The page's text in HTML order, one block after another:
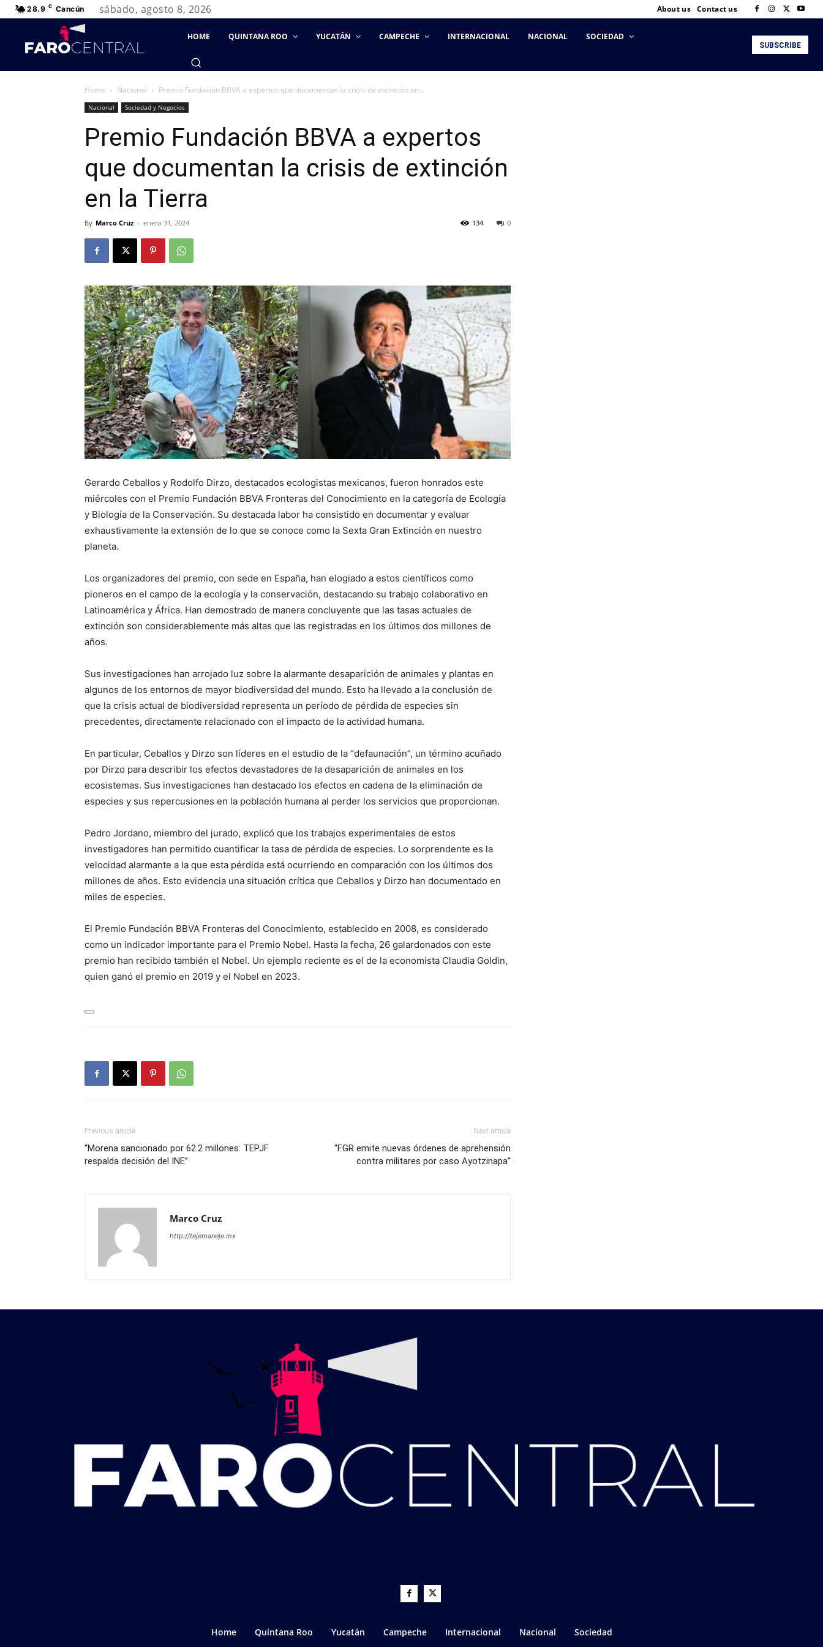
28.9 C Cancún sábado, agosto 8, 2026 About us Contact us
HOME QUINTANA ROO YUCATÁN CAMPECHE INTERNACIONAL NACIONAL SOCIEDAD
SUBSCRIBE
Home Nacional Premio Fundación BBVA a expertos que documentan la crisis de extinción en...
Nacional Sociedad y Negocios
Premio Fundación BBVA a expertos
que documentan la crisis de extinción
en la Tierra
By Marco Cruz - enero 31, 2024 0
134
Gerardo Ceballos y Rodolfo Dirzo, destacados ecologistas mexicanos, fueron honrados este
miércoles con el Premio Fundación BBVA Fronteras del Conocimiento en la categoría de Ecología
y Biología de la Conservación. Su destacada labor ha consistido en documentar y evaluar
exhaustivamente la extensión de lo que se conoce como la Sexta Gran Extinción en nuestro
planeta.
Los organizadores del premio, con sede en España, han elogiado a estos científicos como
pioneros en el campo de la ecología y la conservación, destacando su trabajo colaborativo en
Latinoamérica y África. Han demostrado de manera concluyente que las tasas actuales de
extinción son considerablemente más altas que las registradas en los últimos dos millones de
años.
Sus investigaciones han arrojado luz sobre la alarmante desaparición de animales y plantas en
algunos de los entornos de mayor biodiversidad del mundo. Esto ha llevado a la conclusión de
que la crisis actual de biodiversidad representa un período de pérdida de especies sin
precedentes, directamente relacionado con el impacto de la actividad humana.
En particular, Ceballos y Dirzo son líderes en el estudio de la “defaunación”, un término acuñado
por Dirzo para describir los efectos devastadores de la desaparición de animales en los
ecosistemas. Sus investigaciones han destacado los efectos en cadena de la eliminación de
especies y sus repercusiones en la población humana al perder los servicios que proporcionan.
Pedro Jordano, miembro del jurado, explicó que los trabajos experimentales de estos
investigadores han permitido cuantificar la tasa de pérdida de especies. Lo sorprendente es la
velocidad alarmante a la que esta pérdida está ocurriendo en comparación con los últimos dos
millones de años. Esto evidencia una situación crítica que Ceballos y Dirzo han documentado en
miles de especies.
El Premio Fundación BBVA Fronteras del Conocimiento, establecido en 2008, es considerado
como un indicador importante para el Premio Nobel. Hasta la fecha, 26 galardonados con este
premio han recibido también el Nobel. Un ejemplo reciente es el de la economista Claudia Goldin,
quien ganó el premio en 2019 y el Nobel en 2023.
Previous article
“Morena sancionado por 62.2 millones: TEPJF
respalda decisión del INE”
Next article
“FGR emite nuevas órdenes de aprehensión
contra militares por caso Ayotzinapa”
Marco Cruz
http://tejemaneje.mx
Home Quintana Roo Yucatán Campeche Internacional Nacional Sociedad